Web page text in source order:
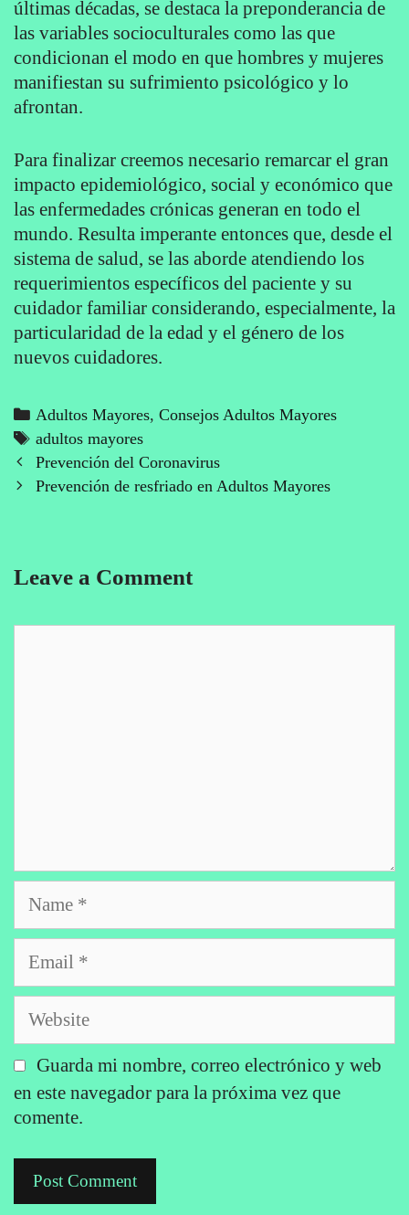
últimas décadas, se destaca la preponderancia de
las variables socioculturales como las que
condicionan el modo en que hombres y mujeres
manifiestan su sufrimiento psicológico y lo
afrontan.
Para finalizar creemos necesario remarcar el gran
impacto epidemiológico, social y económico que
las enfermedades crónicas generan en todo el
mundo. Resulta imperante entonces que, desde el
sistema de salud, se las aborde atendiendo los
requerimientos específicos del paciente y su
cuidador familiar considerando, especialmente, la
particularidad de la edad y el género de los
nuevos cuidadores.
Categories
Adultos Mayores, Consejos Adultos Mayores
Tags
adultos mayores
Post
navigation
Prevención del Coronavirus
Prevención de resfriado en Adultos Mayores
Leave a Comment
Website
Guarda mi nombre, correo electrónico y web
en este navegador para la próxima vez que
comente.